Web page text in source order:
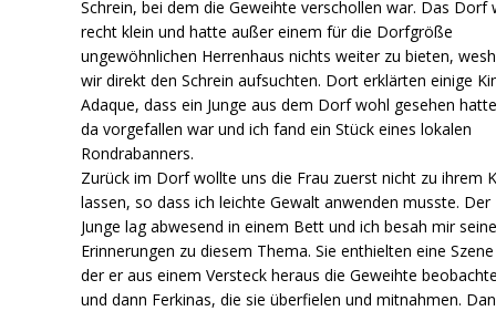
Schrein, bei dem die Geweihte verschollen war. Das Dorf
recht klein und hatte außer einem für die Dorfgröße
ungewöhnlichen Herrenhaus nichts weiter zu bieten,
wir direkt den Schrein aufsuchten. Dort erklärten einige
Adaque, dass ein Junge aus dem Dorf wohl gesehen
da vorgefallen war und ich fand ein Stück eines lokalen
Rondrabanners.
Zurück im Dorf wollte uns die Frau zuerst nicht zu ihrem
lassen, so dass ich leichte Gewalt anwenden musste. Der
Junge lag abwesend in einem Bett und ich besah mir
Erinnerungen zu diesem Thema. Sie enthielten eine
der er aus einem Versteck heraus die Geweihte
und dann Ferkinas, die sie überfielen und mitnahmen.